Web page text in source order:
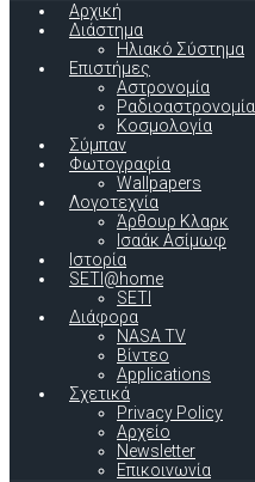
Αρχική
Διάστημα
Ηλιακό Σύστημα
Επιστήμες
Αστρονομία
Ραδιοαστρονομία
Κοσμολογία
Σύμπαν
Φωτογραφία
Wallpapers
Λογοτεχνία
Άρθουρ Κλαρκ
Ισαάκ Ασίμωφ
Ιστορία
SETI@home
SETI
Διάφορα
NASA TV
Βίντεο
Applications
Σχετικά
Privacy Policy
Αρχείο
Newsletter
Επικοινωνία